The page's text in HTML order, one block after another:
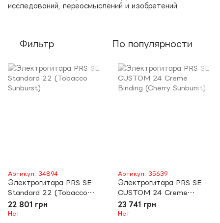
исследований, переосмыслений и изобретений.
Фильтр По популярности
Артикул: 34894
Электрогитара PRS SE
Standard 22 (Tobacco
Sunburst)
22 801 грн
Нет
Артикул: 35639
Электрогитара PRS SE
CUSTOM 24 Creme
Binding (Cherry Sunburst)
23 741 грн
Нет